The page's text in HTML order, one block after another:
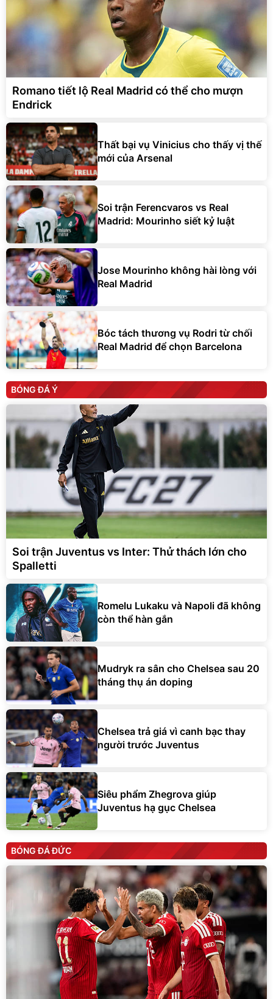
Romano tiết lộ Real Madrid có thể cho mượn
Endrick
Thất bại vụ Vinicius cho thấy vị thế
mới của Arsenal
Soi trận Ferencvaros vs Real
Madrid: Mourinho siết kỷ luật
Jose Mourinho không hài lòng với
Real Madrid
Bóc tách thương vụ Rodri từ chối
Real Madrid để chọn Barcelona
BÓNG ĐÁ Ý
Soi trận Juventus vs Inter: Thử thách lớn cho
Spalletti
Romelu Lukaku và Napoli đã không
còn thể hàn gắn
Mudryk ra sân cho Chelsea sau 20
tháng thụ án doping
Chelsea trả giá vì canh bạc thay
người trước Juventus
Siêu phẩm Zhegrova giúp
Juventus hạ gục Chelsea
BÓNG ĐÁ ĐỨC